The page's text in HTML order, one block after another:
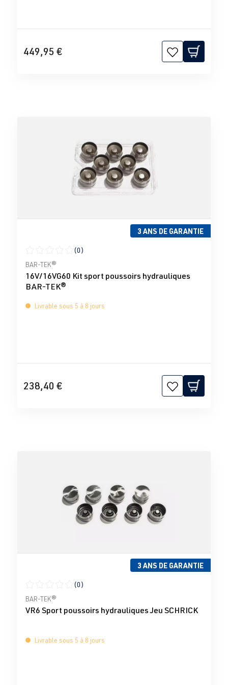
449,95 €
3 ANS DE GARANTIE
Note moyenne de 0 sur 5 étoiles
(0)
BAR-TEK®
16V/16VG60 Kit sport poussoirs hydrauliques
BAR-TEK®
Livrable sous 5 à 8 jours
238,40 €
3 ANS DE GARANTIE
Note moyenne de 0 sur 5 étoiles
(0)
BAR-TEK®
VR6 Sport poussoirs hydrauliques Jeu SCHRICK
Livrable sous 5 à 8 jours